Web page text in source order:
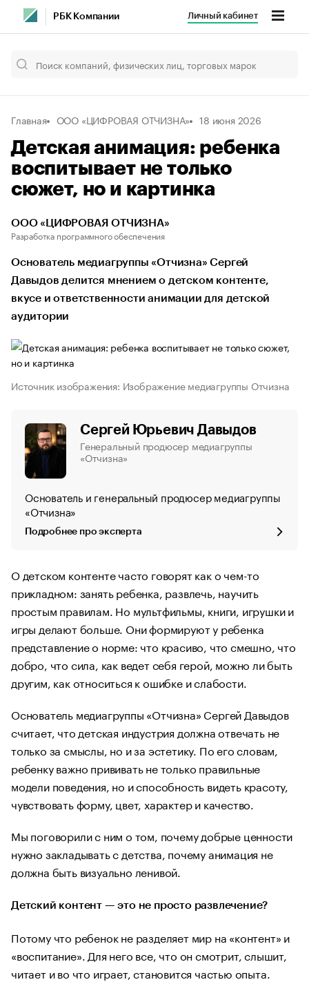
РБК Компании Личный кабинет
Главная ООО «ЦИФРОВАЯ ОТЧИЗНА» 18 июня 2026
Детская анимация: ребенка
воспитывает не только
сюжет, но и картинка
ООО «ЦИФРОВАЯ ОТЧИЗНА»
Разработка программного обеспечения
Основатель медиагруппы «Отчизна» Сергей
Давыдов делится мнением о детском контенте,
вкусе и ответственности анимации для детской
аудитории
Источник изображения: Изображение медиагруппы Отчизна
Сергей Юрьевич Давыдов
Генеральный продюсер медиагруппы
«Отчизна»
Основатель и генеральный продюсер медиагруппы
«Отчизна»
Подробнее про эксперта
О детском контенте часто говорят как о чем-то
прикладном: занять ребенка, развлечь, научить
простым правилам. Но мультфильмы, книги, игрушки и
игры делают больше. Они формируют у ребенка
представление о норме: что красиво, что смешно, что
добро, что сила, как ведет себя герой, можно ли быть
другим, как относиться к ошибке и слабости.
Основатель медиагруппы «Отчизна» Сергей Давыдов
считает, что детская индустрия должна отвечать не
только за смыслы, но и за эстетику. По его словам,
ребенку важно прививать не только правильные
модели поведения, но и способность видеть красоту,
чувствовать форму, цвет, характер и качество.
Мы поговорили с ним о том, почему добрые ценности
нужно закладывать с детства, почему анимация не
должна быть визуально ленивой.
Детский контент — это не просто развлечение?
Потому что ребенок не разделяет мир на «контент» и
«воспитание». Для него все, что он смотрит, слышит,
читает и во что играет, становится частью опыта.